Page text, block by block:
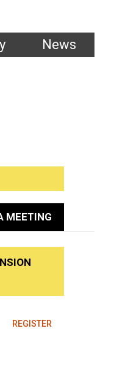
News
MEETING
REGISTER